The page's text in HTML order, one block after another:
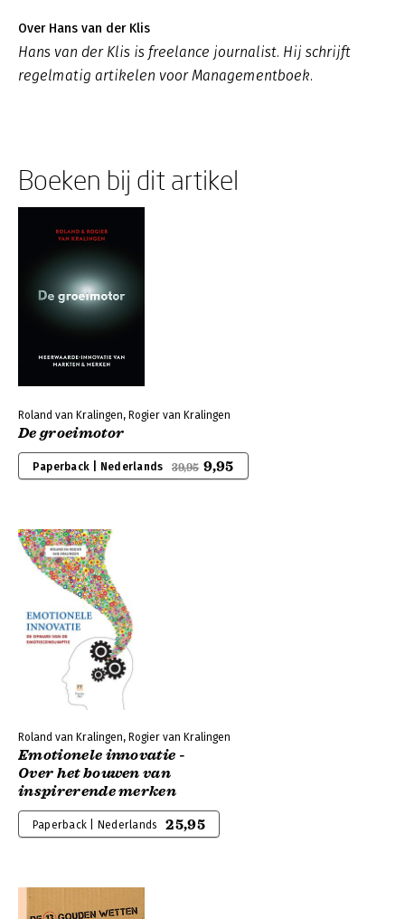
Over Hans van der Klis
Hans van der Klis is freelance journalist. Hij schrijft
regelmatig artikelen voor Managementboek.
Boeken bij dit artikel
Roland van Kralingen, Rogier van Kralingen
De groeimotor
Paperback | Nederlands 39,95 9,95
Roland van Kralingen, Rogier van Kralingen
Emotionele innovatie -
Over het bouwen van
inspirerende merken
Paperback | Nederlands 25,95